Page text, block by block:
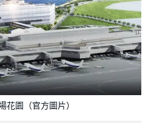
花園（官方圖片）